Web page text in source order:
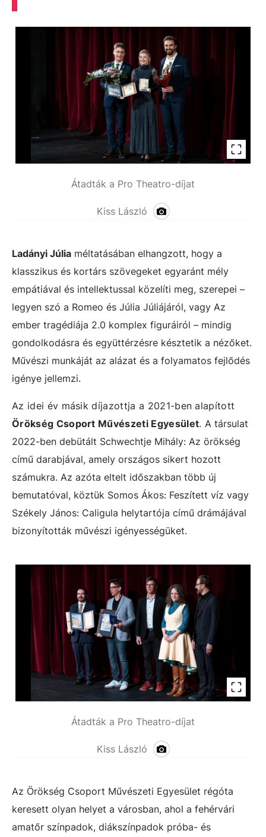
Átadták a Pro Theatro-díjat
Kiss László
Ladányi Júlia méltatásában elhangzott, hogy a
klasszikus és kortárs szövegeket egyaránt mély
empátiával és intellektussal közelíti meg, szerepei –
legyen szó a Romeo és Júlia Júliájáról, vagy Az
ember tragédiája 2.0 komplex figuráiról – mindig
gondolkodásra és együttérzésre késztetik a nézőket.
Művészi munkáját az alázat és a folyamatos fejlődés
igénye jellemzi.
Az idei év másik díjazottja a 2021-ben alapított
Örökség Csoport Művészeti Egyesület. A társulat
2022-ben debütált Schwechtje Mihály: Az örökség
című darabjával, amely országos sikert hozott
számukra. Az azóta eltelt időszakban több új
bemutatóval, köztük Somos Ákos: Feszített víz vagy
Székely János: Caligula helytartója című drámájával
bizonyították művészi igényességüket.
Átadták a Pro Theatro-díjat
Kiss László
Az Örökség Csoport Művészeti Egyesület régóta
keresett olyan helyet a városban, ahol a fehérvári
amatőr színpadok, diákszínpadok próba- és